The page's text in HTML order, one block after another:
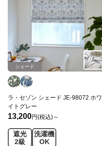
シェード
ラ・セゾン シェード JE-98072 ホワ
イトグレー
13,200円(税込)～
遮光
2級
洗濯機
OK